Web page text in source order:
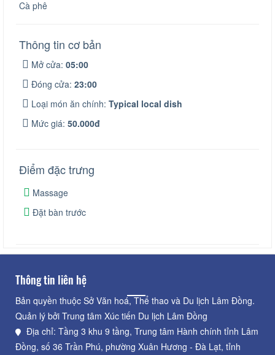
Cà phê
Thông tin cơ bản
Mở cửa: 05:00
Đóng cửa: 23:00
Loại món ăn chính: Typical local dish
Mức giá: 50.000đ
Điểm đặc trưng
Massage
Đặt bàn trước
Thông tin liên hệ
Bản quyền thuộc Sở Văn hoá, Thể thao và Du lịch Lâm Đồng.
Quản lý bởi Trung tâm Xúc tiến Du lịch Lâm Đồng
Địa chỉ: Tầng 3 khu 9 tầng, Trung tâm Hành chính tỉnh Lâm
Đồng, số 36 Trần Phú, phường Xuân Hương - Đà Lạt, tỉnh